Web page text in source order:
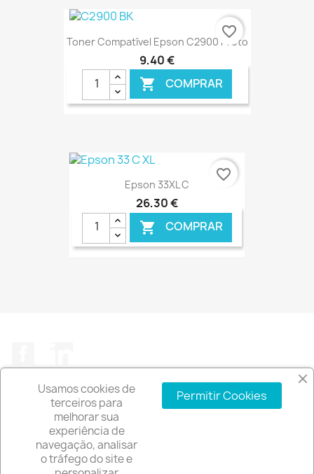
€ ONLINE
Toner Compatível Epson C2900 Preto
9,40 €
 COMPRAR
€ ONLINE
favorite_border
Epson 33XL C
26,30 €
 COMPRAR
favorite_border
A EMPRESA
INFORMAÇÃO DA LOJA
Usamos cookies de
terceiros para
melhorar sua
experiência de
navegação, analisar
o tráfego do site e
Permitir Cookies